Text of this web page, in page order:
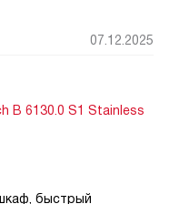
а часть домашней
отметили, что она
а это для меня
07.12.2025
B 6130.0 S1 Stainless
быстрый